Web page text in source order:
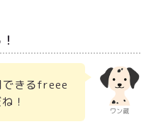
ワン蔵
できるfreee
！